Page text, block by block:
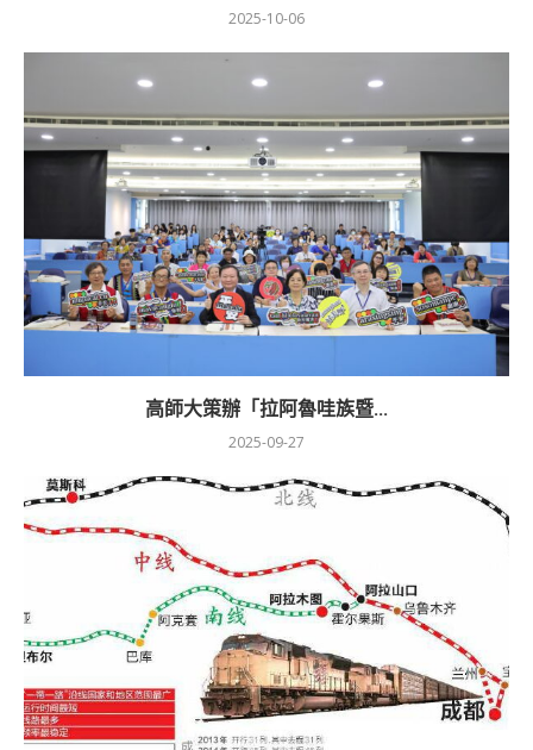
2025-10-06
高師大策辦「拉阿魯哇族暨...
2025-09-27